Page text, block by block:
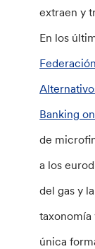
extraen y
En los
Banking
de
a los
del gas y
taxonomía
única